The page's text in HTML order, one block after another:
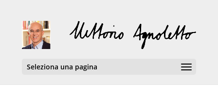
Seleziona una pagina